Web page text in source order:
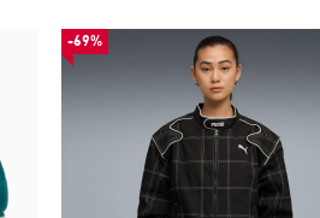
-69%